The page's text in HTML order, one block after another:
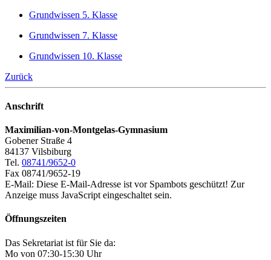
Grundwissen 5. Klasse
Grundwissen 7. Klasse
Grundwissen 10. Klasse
Zurück
Anschrift
Maximilian-von-Montgelas-Gymnasium
Gobener Straße 4
84137 Vilsbiburg
Tel. 08741/9652-0
Fax 08741/9652-19
E-Mail: Diese E-Mail-Adresse ist vor Spambots geschützt! Zur
Anzeige muss JavaScript eingeschaltet sein.
Öffnungszeiten
Das Sekretariat ist für Sie da:
Mo von 07:30-15:30 Uhr